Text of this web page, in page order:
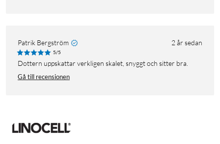
Patrik Bergström 2 år sedan
5/5
Dottern uppskattar verkligen skalet, snyggt och sitter bra.
Gå till recensionen